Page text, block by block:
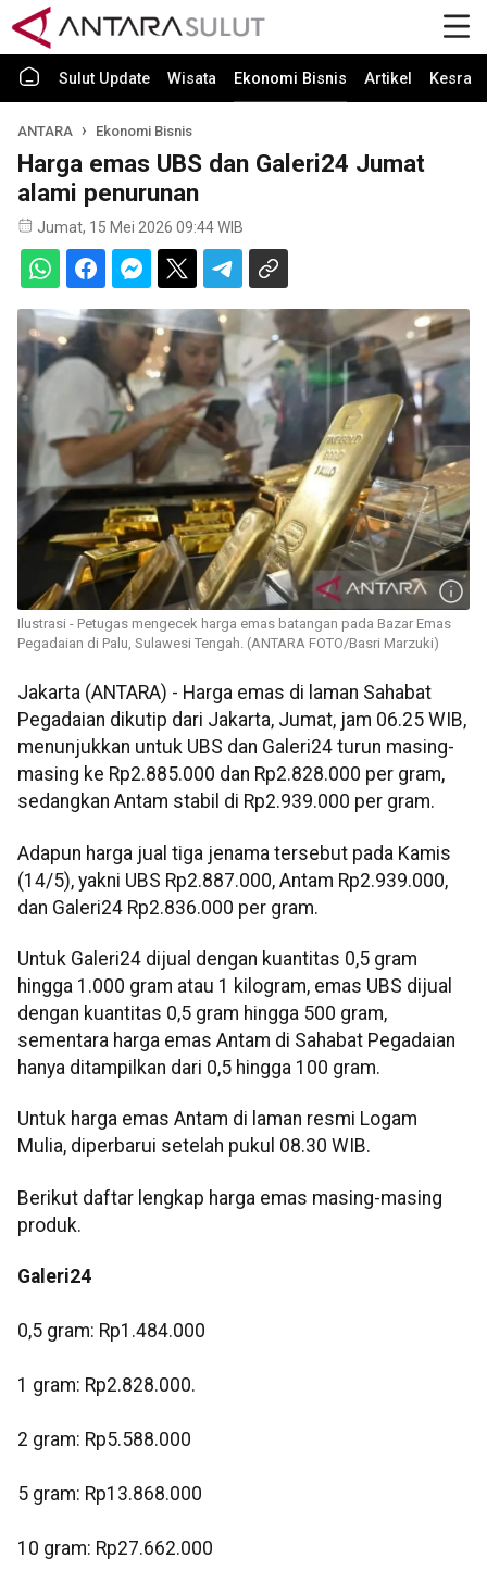
Sulut Update Wisata Ekonomi Bisnis Artikel Kesra
ANTARA Ekonomi Bisnis
Harga emas UBS dan Galeri24 Jumat
alami penurunan
Jumat, 15 Mei 2026 09:44 WIB
Ilustrasi - Petugas mengecek harga emas batangan pada Bazar Emas
Pegadaian di Palu, Sulawesi Tengah. (ANTARA FOTO/Basri Marzuki)
Jakarta (ANTARA) - Harga emas di laman Sahabat
Pegadaian dikutip dari Jakarta, Jumat, jam 06.25 WIB,
menunjukkan untuk UBS dan Galeri24 turun masing-
masing ke Rp2.885.000 dan Rp2.828.000 per gram,
sedangkan Antam stabil di Rp2.939.000 per gram.
Adapun harga jual tiga jenama tersebut pada Kamis
(14/5), yakni UBS Rp2.887.000, Antam Rp2.939.000,
dan Galeri24 Rp2.836.000 per gram.
Untuk Galeri24 dijual dengan kuantitas 0,5 gram
hingga 1.000 gram atau 1 kilogram, emas UBS dijual
dengan kuantitas 0,5 gram hingga 500 gram,
sementara harga emas Antam di Sahabat Pegadaian
hanya ditampilkan dari 0,5 hingga 100 gram.
Untuk harga emas Antam di laman resmi Logam
Mulia, diperbarui setelah pukul 08.30 WIB.
Berikut daftar lengkap harga emas masing-masing
produk.
Galeri24
0,5 gram: Rp1.484.000
1 gram: Rp2.828.000.
‎2 gram: Rp5.588.000
‎5 gram: Rp13.868.000
‎10 gram: Rp27.662.000